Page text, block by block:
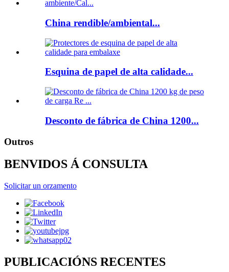
China rendible/ambiental...
Esquina de papel de alta calidade...
Desconto de fábrica de China 1200...
Outros
BENVIDOS Á CONSULTA
Solicitar un orzamento
PUBLICACIÓNS RECENTES